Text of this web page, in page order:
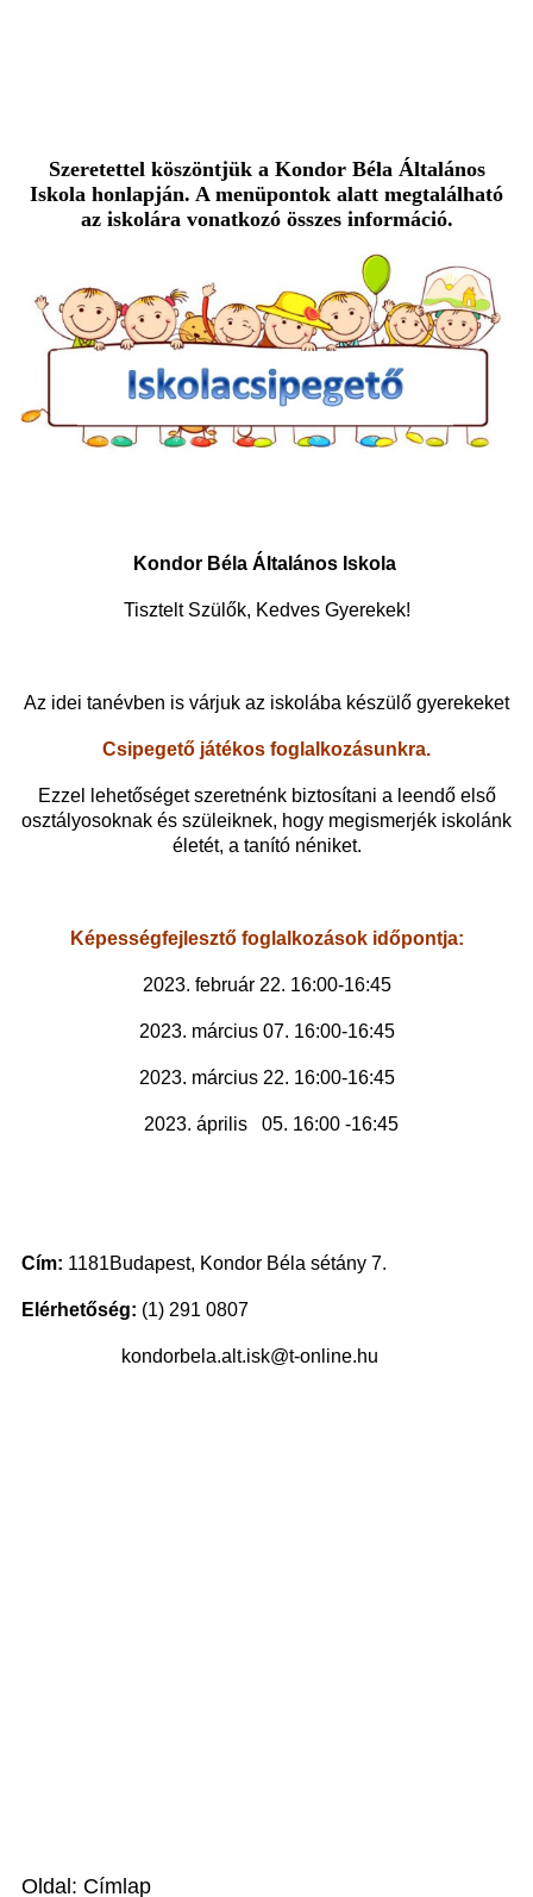
Szeretettel köszöntjük a Kondor Béla Általános
Iskola honlapján. A menüpontok alatt megtalálható
az iskolára vonatkozó összes információ.
Kondor Béla Általános Iskola
Tisztelt Szülők, Kedves Gyerekek!
Az idei tanévben is várjuk az iskolába készülő gyerekeket
Csipegető játékos foglalkozásunkra.
Ezzel lehetőséget szeretnénk biztosítani a leendő első
osztályosoknak és szüleiknek, hogy megismerjék iskolánk
életét, a tanító néniket.
Képességfejlesztő foglalkozások időpontja:
2023. február 22. 16:00-16:45
2023. március 07. 16:00-16:45
2023. március 22. 16:00-16:45
2023. április 05. 16:00 -16:45
Cím: 1181Budapest, Kondor Béla sétány 7.
Elérhetőség: (1) 291 0807
kondorbela.alt.isk@t-online.hu
Oldal: Címlap